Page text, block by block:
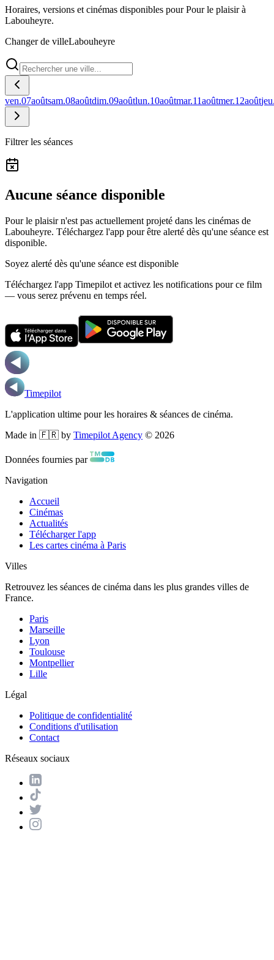
Horaires, versions et cinémas disponibles pour Pour le plaisir à
Labouheyre.
Changer de villeLabouheyre
ven.07aoûtsam.08aoûtdim.09aoûtlun.10aoûtmar.11aoûtmer.12août
Filtrer les séances
Aucune séance disponible
Pour le plaisir n'est pas actuellement projeté dans les cinémas de
Labouheyre. Téléchargez l'app pour être alerté dès qu'une séance est
disponible.
Soyez alerté dès qu'une séance est disponible
Téléchargez l'app Timepilot et activez les notifications pour ce film
— vous serez prévenu en temps réel.
Timepilot
L'application ultime pour les horaires & séances de cinéma.
Made in 🇫🇷 by Timepilot Agency © 2026
Données fournies par
Navigation
Accueil
Cinémas
Actualités
Télécharger l'app
Les cartes cinéma à Paris
Villes
Retrouvez les séances de cinéma dans les plus grandes villes de
France.
Paris
Marseille
Lyon
Toulouse
Montpellier
Lille
Légal
Politique de confidentialité
Conditions d'utilisation
Contact
Réseaux sociaux